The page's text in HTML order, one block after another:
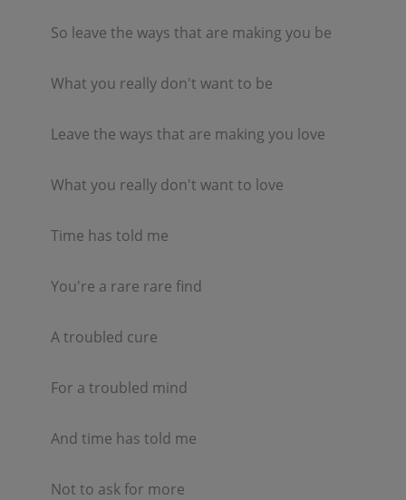
So leave the ways that are making you be
What you really don't want to be
Leave the ways that are making you love
What you really don't want to love
Time has told me
You're a rare rare find
A troubled cure
For a troubled mind
And time has told me
Not to ask for more